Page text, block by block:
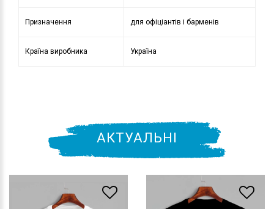
Призначення для офіціантів і барменів
Країна виробника Україна
АКТУАЛЬНІ